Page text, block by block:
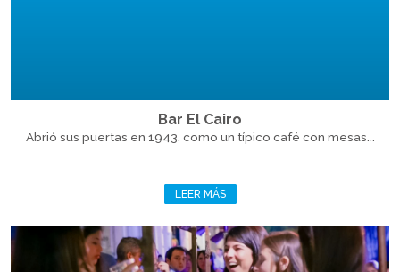
Bar El Cairo
Abrió sus puertas en 1943, como un típico café con mesas...
LEER MÁS